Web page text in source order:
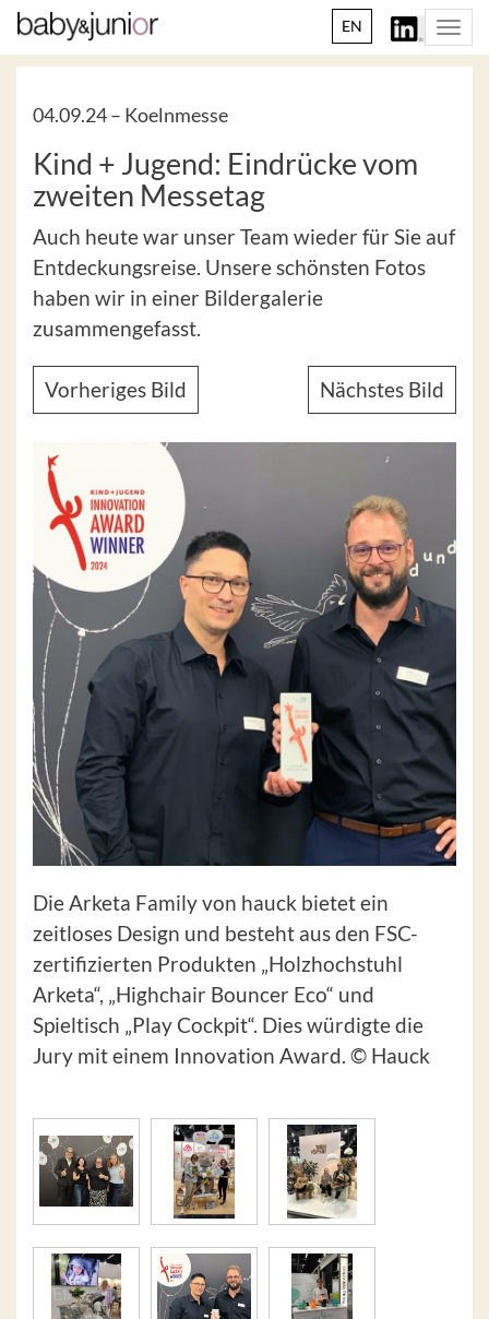
EN
04.09.24 – Koelnmesse
Kind + Jugend: Eindrücke vom
zweiten Messetag
Auch heute war unser Team wieder für Sie auf
Entdeckungsreise. Unsere schönsten Fotos
haben wir in einer Bildergalerie
zusammengefasst.
Vorheriges Bild Nächstes Bild
Die Arketa Family von hauck bietet ein
zeitloses Design und besteht aus den FSC-
zertifizierten Produkten „Holzhochstuhl
Arketa“, „Highchair Bouncer Eco“ und
Spieltisch „Play Cockpit“. Dies würdigte die
Jury mit einem Innovation Award. © Hauck